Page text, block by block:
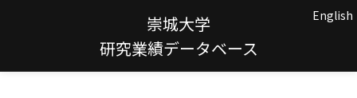
崇城大学
研究業績データベース
English